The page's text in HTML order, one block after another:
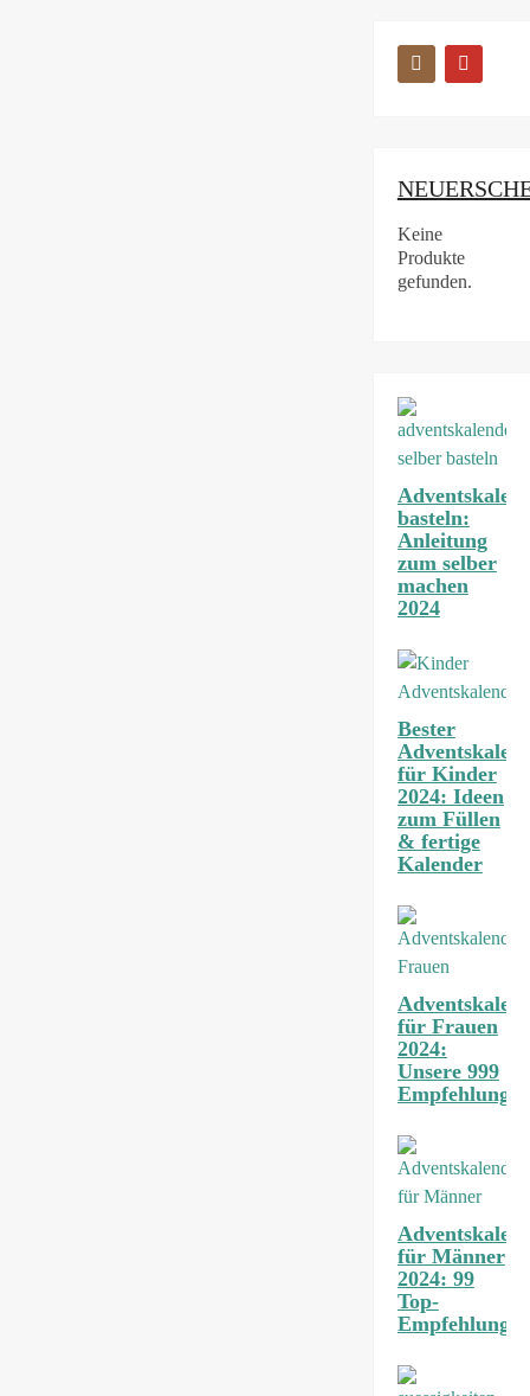
Keine
Produkte
gefunden.
basteln:
Anleitung
zum selber
machen
2024
Bester
für Kinder
2024: Ideen
zum Füllen
& fertige
Kalender
für Frauen
2024:
Unsere 999
Empfehlungen
für Männer
2024: 99
Top-
Empfehlungen